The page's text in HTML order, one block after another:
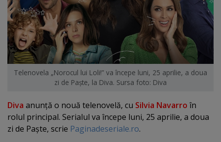
Telenovela „Norocul lui Loli!” va începe luni, 25 aprilie, a doua
zi de Paşte, la Diva. Sursa foto: Diva
Diva anunţă o nouă telenovelă, cu Silvia Navarro în
rolul principal. Serialul va începe luni, 25 aprilie, a doua
zi de Paşte, scrie Paginadeseriale.ro.